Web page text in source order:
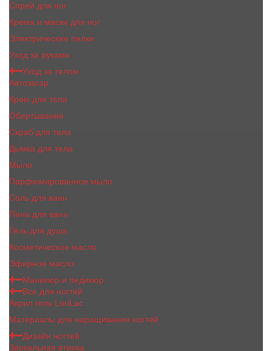
Спрей для ног
Крема и маски для ног
Электрические пилки
Уход за руками
Уход за телом
Автозагар
Крем для тела
Обертывание
Скраб для тела
Дымка для тела
Мыло
Парфюмированное мыло
Соль для ванн
Пена для ванн
Гель для душа
Косметическое масло
Эфирное масло
Маникюр и педикюр
Все для ногтей
Акрил гель LoriLac
Материалы для наращивания ногтей
Дизайн ногтей
Зеркальная втирка